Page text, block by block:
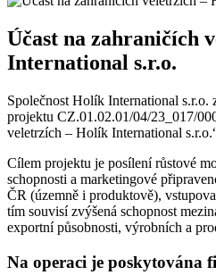
Účast na zahraničích
International s.r.o.
Společnost Holík International s.r.o.
projektu CZ.01.02.01/04/23_017/
veletrzích – Holík International
Cílem projektu je posílení růstové
schopnosti a marketingové
ČR (územně i produktově),
tím souvisí zvýšená schopnost
exportní působnosti, výrobních a
Na operaci je poskytována